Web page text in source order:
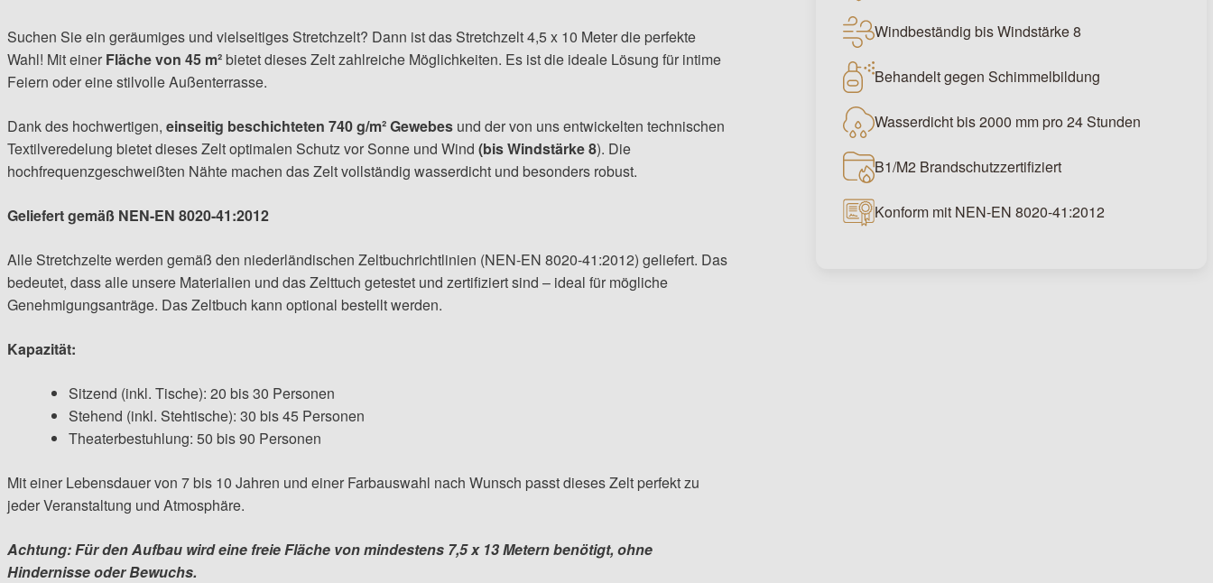
Suchen Sie ein geräumiges und vielseitiges Stretchzelt? Dann ist das Stretchzelt 4,5 x 10 Meter die perfekte
Wahl! Mit einer Fläche von 45 m²bietet dieses Zelt zahlreiche Möglichkeiten. Es ist die ideale Lösung für intime
Feiern oder eine stilvolle Außenterrasse.
Dank des hochwertigen, einseitig beschichteten 740 g/m² Gewebesund der von uns entwickelten technischen
Textilveredelung bietet dieses Zelt optimalen Schutz vor Sonne und Wind (bis Windstärke 8). Die
hochfrequenzgeschweißten Nähte machen das Zelt vollständig wasserdicht und besonders robust.
Geliefert gemäß NEN-EN 8020-41:2012
Alle Stretchzelte werden gemäß den niederländischen Zeltbuchrichtlinien (NEN-EN 8020-41:2012) geliefert. Das
bedeutet, dass alle unsere Materialien und das Zelttuch getestet und zertifiziert sind – ideal für mögliche
Genehmigungsanträge. Das Zeltbuch kann optional bestellt werden.
Kapazität:
Sitzend (inkl. Tische): 20 bis 30 Personen
Stehend (inkl. Stehtische): 30 bis 45 Personen
Theaterbestuhlung: 50 bis 90 Personen
Mit einer Lebensdauer von 7 bis 10 Jahren und einer Farbauswahl nach Wunsch passt dieses Zelt perfekt zu
jeder Veranstaltung und Atmosphäre.
Achtung: Für den Aufbau wird eine freie Fläche von mindestens 7,5 x 13 Metern benötigt, ohne
Hindernisse oder Bewuchs.
Windbeständig bis Windstärke 8
Behandelt gegen Schimmelbildung
Wasserdicht bis 2000 mm pro 24 Stunden
B1/M2 Brandschutzzertifiziert
Konform mit NEN-EN 8020-41:2012